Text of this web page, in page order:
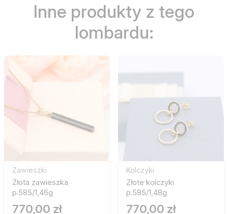
Inne produkty z tego
lombardu:
Zawieszki
Złota zawieszka
p.585/1,46g
770,00 zł
Kolczyki
Złote kolczyki
p.585/1,48g
770,00 zł